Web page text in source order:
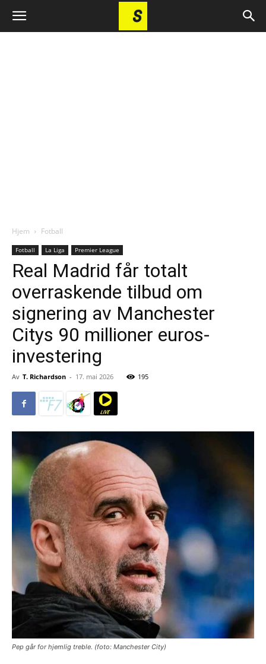
Hjem Fotball
Fotball La Liga Premier League
Real Madrid får totalt
overraskende tilbud om
signering av Manchester
Citys 90 millioner euros-
investering
Av T. Richardson - 17. mai 2026 195
Pep går for hjemlig treble. (foto: Manchester City)